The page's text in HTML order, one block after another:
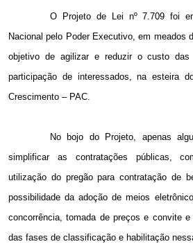
O Projeto de Lei nº 7.709 foi
Nacional pelo Poder Executivo, em meados
objetivo de agilizar e reduzir o custo
participação de interessados, na esteira
Crescimento – PAC.
No bojo do Projeto, apenas
simplificar as contratações públicas,
utilização do pregão para contratação de
possibilidade da adoção de meios
concorrência, tomada de preços e convite
das fases de classificação e habilitação